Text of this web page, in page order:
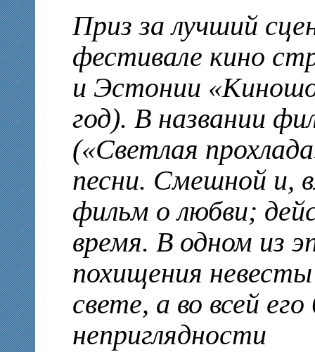
Приз за лучший
фестивале кино
и Эстонии
год). В названии
(«Светлая
песни. Смешной и,
фильм о любви;
время. В одном из
похищения
свете, а во всей
неприглядности